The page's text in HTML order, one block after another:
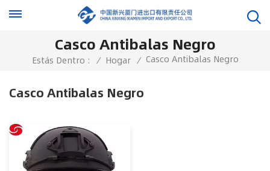
Casco Antibalas Negro
Estás Dentro : / Hogar / Casco Antibalas Negro
Casco Antibalas Negro